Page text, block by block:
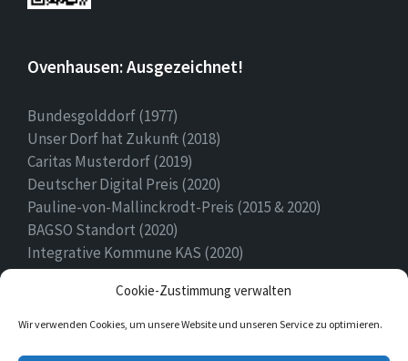
Cookie-Zustimmung verwalten
Wir verwenden Cookies, um unsere Website und unseren Service zu optimieren.
Ovenhausen: Ausgezeichnet!
Bundesgolddorf (1977)
Unser Dorf hat Zukunft (2018)
Caritas Musterdorf (2019)
Deutscher Digital Preis (2020)
Pauline-von-Mallinckrodt-Preis (2015 & 2020)
BAGSO Standort (2020)
Integrative Kommune KAS (2020)
Ehrenamtspreis Stadt Höxter (2020)
Heimatpreis (2022)